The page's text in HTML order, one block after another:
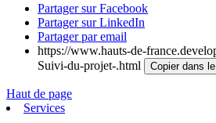
Partager sur Facebook
Partager sur LinkedIn
Partager par email
https://www.hauts-de-
Suivi-du-projet-.html
Copier dans
Haut de page
Services